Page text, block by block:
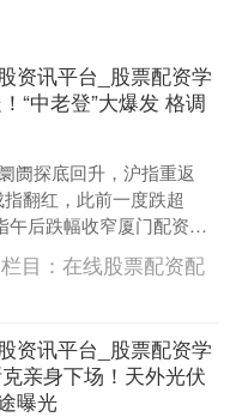
资讯平台_股票配资学
“中老登”大爆发 格调
阓探底回升，沪指重返
翻红，此前一度跌超
午后跌幅收窄厦门配资炒
票配资学习参考，两市成
栏目：在线股票配资配
资讯平台_股票配资学
亲身下场！天外光伏
曝光